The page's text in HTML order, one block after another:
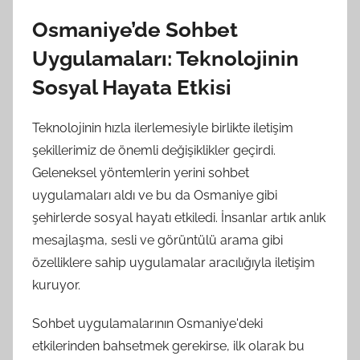
Osmaniye’de Sohbet
Uygulamaları: Teknolojinin
Sosyal Hayata Etkisi
Teknolojinin hızla ilerlemesiyle birlikte iletişim
şekillerimiz de önemli değişiklikler geçirdi.
Geleneksel yöntemlerin yerini sohbet
uygulamaları aldı ve bu da Osmaniye gibi
şehirlerde sosyal hayatı etkiledi. İnsanlar artık anlık
mesajlaşma, sesli ve görüntülü arama gibi
özelliklere sahip uygulamalar aracılığıyla iletişim
kuruyor.
Sohbet uygulamalarının Osmaniye'deki
etkilerinden bahsetmek gerekirse, ilk olarak bu